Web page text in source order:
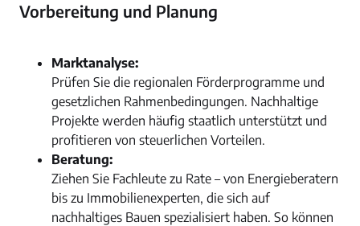
Vorbereitung und Planung
Marktanalyse:
Prüfen Sie die regionalen Förderprogramme und
gesetzlichen Rahmenbedingungen. Nachhaltige
Projekte werden häufig staatlich unterstützt und
profitieren von steuerlichen Vorteilen.
Beratung:
Ziehen Sie Fachleute zu Rate – von Energieberatern
bis zu Immobilienexperten, die sich auf
nachhaltiges Bauen spezialisiert haben. So können